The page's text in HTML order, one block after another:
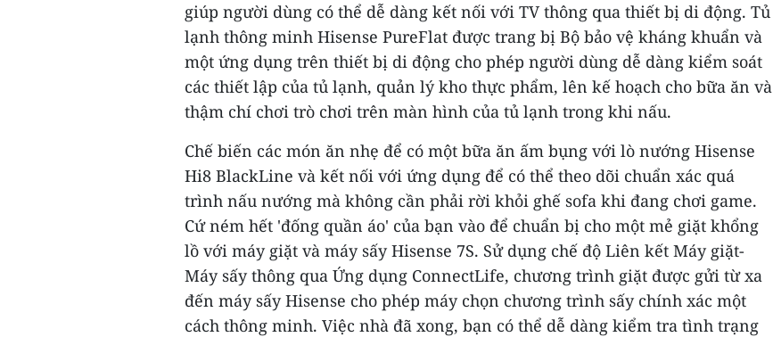
giúp người dùng có thể dễ dàng kết nối với TV thông qua thiết bị di động. Tủ
lạnh thông minh Hisense PureFlat được trang bị Bộ bảo vệ kháng khuẩn và
một ứng dụng trên thiết bị di động cho phép người dùng dễ dàng kiểm soát
các thiết lập của tủ lạnh, quản lý kho thực phẩm, lên kế hoạch cho bữa ăn và
thậm chí chơi trò chơi trên màn hình của tủ lạnh trong khi nấu.
Chế biến các món ăn nhẹ để có một bữa ăn ấm bụng với lò nướng Hisense
Hi8 BlackLine và kết nối với ứng dụng để có thể theo dõi chuẩn xác quá
trình nấu nướng mà không cần phải rời khỏi ghế sofa khi đang chơi game.
Cứ ném hết 'đống quần áo' của bạn vào để chuẩn bị cho một mẻ giặt khổng
lồ với máy giặt và máy sấy Hisense 7S. Sử dụng chế độ Liên kết Máy giặt-
Máy sấy thông qua Ứng dụng ConnectLife, chương trình giặt được gửi từ xa
đến máy sấy Hisense cho phép máy chọn chương trình sấy chính xác một
cách thông minh. Việc nhà đã xong, bạn có thể dễ dàng kiểm tra tình trạng